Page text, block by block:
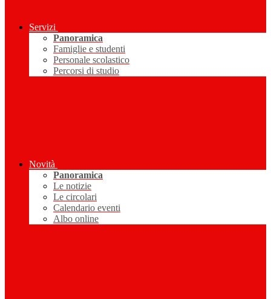
Servizi
Panoramica
Famiglie e studenti
Personale scolastico
Percorsi di studio
Novità
Panoramica
Le notizie
Le circolari
Calendario eventi
Albo online